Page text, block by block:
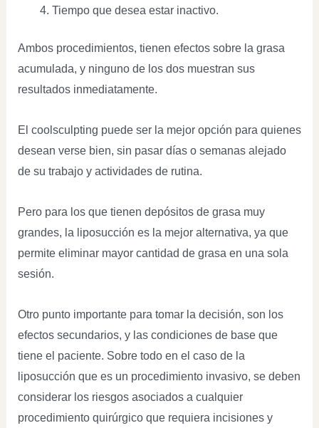
Tiempo que desea estar inactivo.
Ambos procedimientos, tienen efectos sobre la grasa
acumulada, y ninguno de los dos muestran sus
resultados inmediatamente.
El coolsculpting puede ser la mejor opción para quienes
desean verse bien, sin pasar días o semanas alejado
de su trabajo y actividades de rutina.
Pero para los que tienen depósitos de grasa muy
grandes, la liposucción es la mejor alternativa, ya que
permite eliminar mayor cantidad de grasa en una sola
sesión.
Otro punto importante para tomar la decisión, son los
efectos secundarios, y las condiciones de base que
tiene el paciente. Sobre todo en el caso de la
liposucción que es un procedimiento invasivo, se deben
considerar los riesgos asociados a cualquier
procedimiento quirúrgico que requiera incisiones y